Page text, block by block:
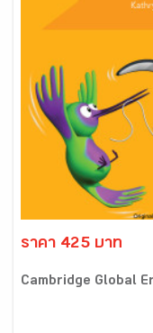
ราคา 425 บาท
Cambridge Global